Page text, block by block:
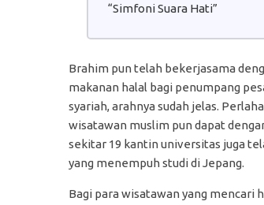
“Simfoni Suara Hati”
Brahim pun telah bekerjasama
makanan halal bagi penumpang
syariah, arahnya sudah jelas.
wisatawan muslim pun dapat
sekitar 19 kantin universitas juga
yang menempuh studi di Jepang.
Bagi para wisatawan yang mencari